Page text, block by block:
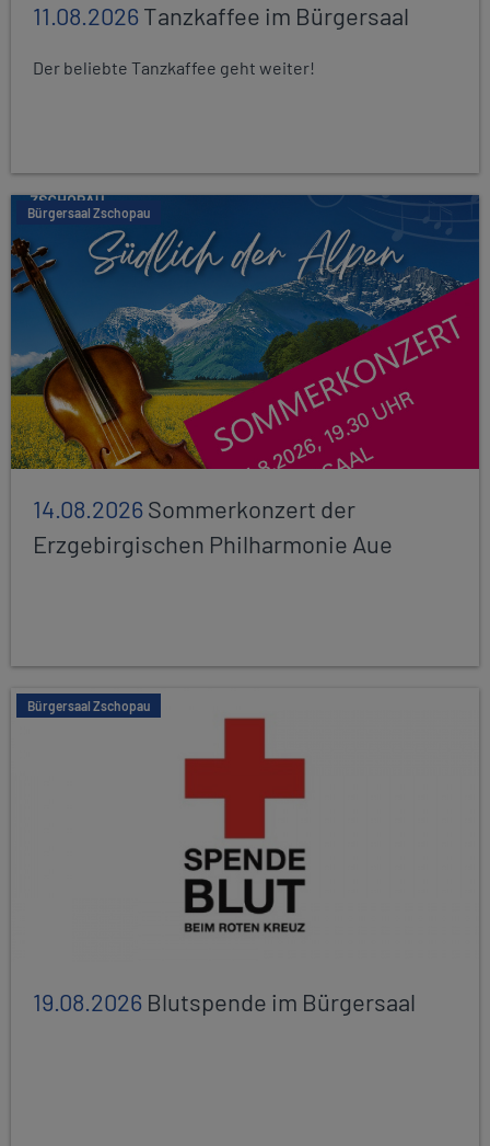
11.08.2026Tanzkaffee im Bürgersaal
Der beliebte Tanzkaffee geht weiter!
Bürgersaal Zschopau
14.08.2026Sommerkonzert der
Erzgebirgischen Philharmonie Aue
Bürgersaal Zschopau
19.08.2026 Blutspende im Bürgersaal